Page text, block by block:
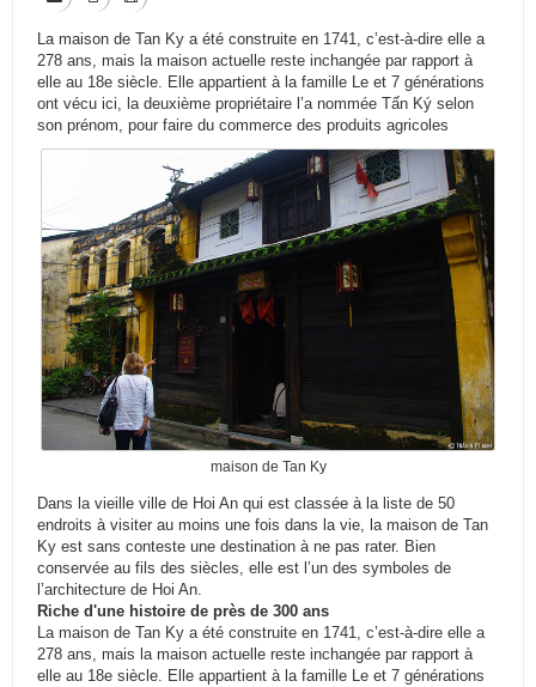
La maison de Tan Ky a été construite en 1741, c’est-à-dire elle a
278 ans, mais la maison actuelle reste inchangée par rapport à
elle au 18e siècle. Elle appartient à la famille Le et 7 générations
ont vécu ici, la deuxième propriétaire l’a nommée Tấn Ký selon
son prénom, pour faire du commerce des produits agricoles
maison de Tan Ky
Dans la vieille ville de Hoi An qui est classée à la liste de 50
endroits à visiter au moins une fois dans la vie, la maison de Tan
Ky est sans conteste une destination à ne pas rater. Bien
conservée au fils des siècles, elle est l’un des symboles de
l’architecture de Hoi An.
Riche d'une histoire de près de 300 ans
La maison de Tan Ky a été construite en 1741, c’est-à-dire elle a
278 ans, mais la maison actuelle reste inchangée par rapport à
elle au 18e siècle. Elle appartient à la famille Le et 7 générations